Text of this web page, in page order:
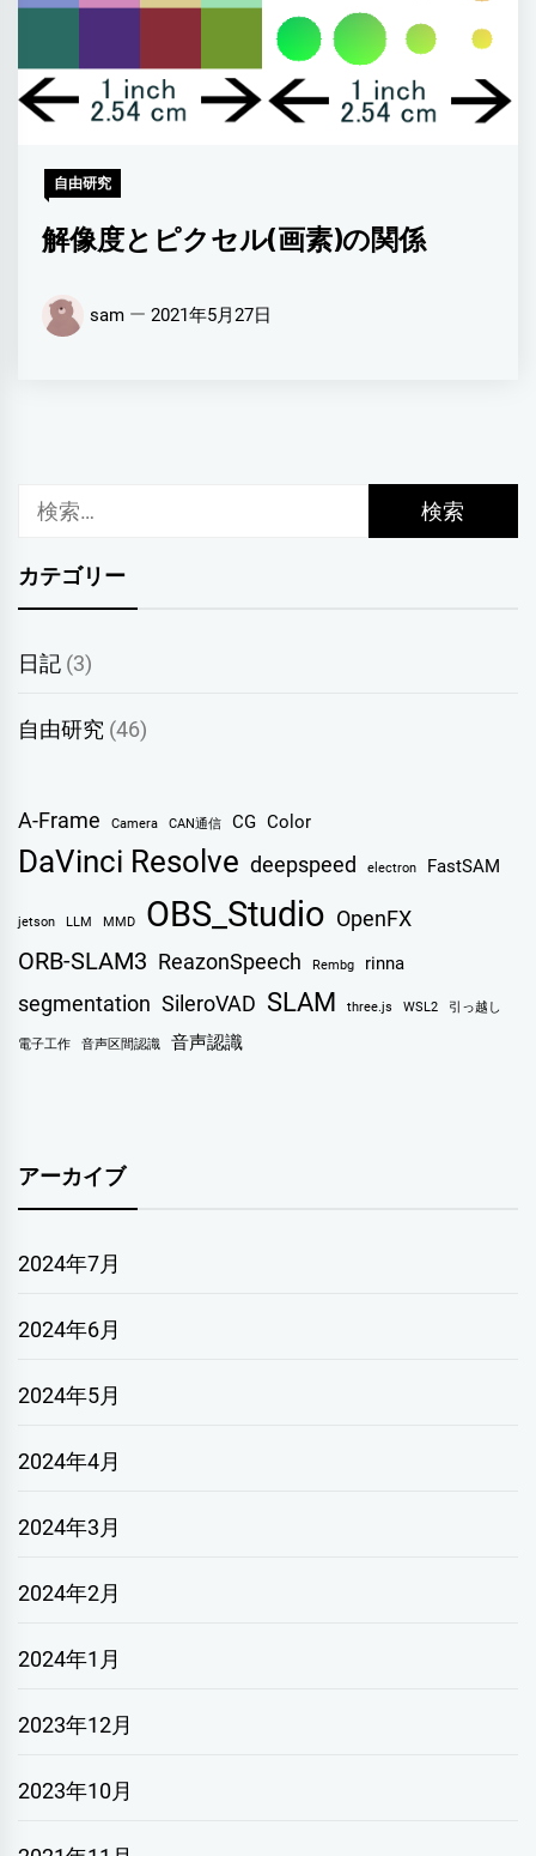
自由研究
解像度とピクセル(画素)の関係
sam 2021年5月27日
カテゴリー
日記 (3)
自由研究 (46)
A-Frame Camera CAN通信 CG Color
DaVinci Resolve deepspeed electron FastSAM
jetson LLM MMD OBS_Studio OpenFX
ORB-SLAM3 ReazonSpeech Rembg rinna
segmentation SileroVAD SLAM three.js WSL2 引っ越し
電子工作 音声区間認識 音声認識
アーカイブ
2024年7月
2024年6月
2024年5月
2024年4月
2024年3月
2024年2月
2024年1月
2023年12月
2023年10月